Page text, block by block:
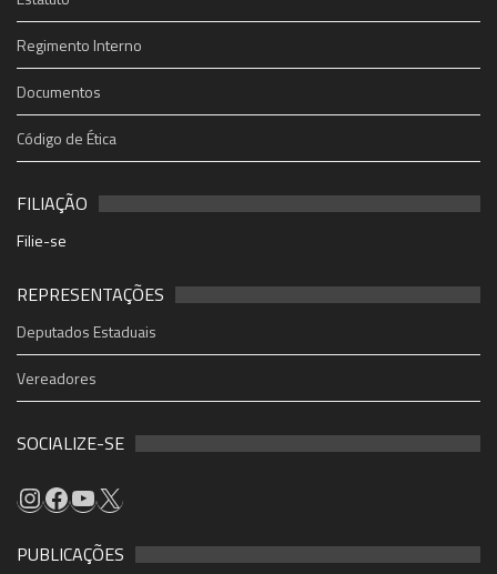
Regimento Interno
Documentos
Código de Ética
FILIAÇÃO
Filie-se
REPRESENTAÇÕES
Deputados Estaduais
Vereadores
SOCIALIZE-SE
PUBLICAÇÕES